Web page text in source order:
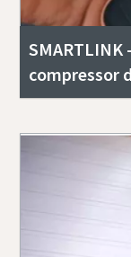
compressor